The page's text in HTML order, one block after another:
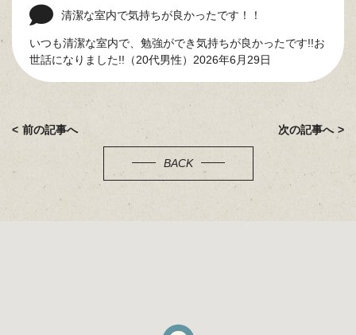
清潔な室内で気持ちが良かったです！！
いつも清潔な室内で、勉強ができ気持ちが良かったです!!お
世話になりました!!（20代男性）2026年6月29日
前の記事へ
BACK
次の記事へ